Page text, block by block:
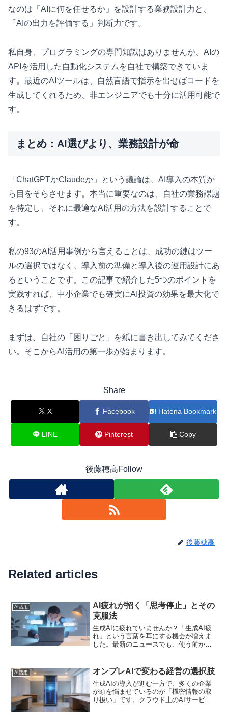
なのは「AIに何を任せるか」を設計する業務設計力と、
「AIの出力を評価する」判断力です。
私自身、プログラミングの専門知識はありませんが、AIの
APIを活用した自動化システムを自社で構築できていま
す。最近のAIツールは、自然言語で指示を出せばコードを
生成してくれるため、非エンジニアでも十分に活用可能で
す。
まとめ：AI選びより、業務設計が命
「ChatGPTかClaudeか」という議論は、AI導入の本質か
ら目をそらさせます。本当に重要なのは、自社の業務課題
を特定し、それに最適なAI活用の方法を設計することで
す。
私の93のAI活用事例から言えることは、成功の鍵はツー
ルの選択ではなく、導入前の準備と導入後の運用設計にあ
るということです。この記事で紹介した5つのポイントを
実践すれば、中小企業でも確実にAI投資の効果を最大化で
きるはずです。
まずは、自社の「困りごと」を紙に書き出してみてくださ
い。そこからAI活用の第一歩が始まります。
Share
X Facebook Hatena Bookmark
LINE Pinterest Copy
後藤穂高Follow
後藤穂高
Related articles
AI活用
AI疲れが招く「思考停止」とその
克服法
生成AIに疲れていませんか？「生成AI疲
れ」という言葉を耳にする機会が増えま
した。最新のニュースでも、使う前から
と報じられています。この現象は決して
珍しいものではありま...
AI活用 オンプレAIで変わる経営の選択肢
生成AIの導入が進む一方で、多くの企業
が頭を悩ませているのが「機密情報の取
り扱い」です。クラウド上のAIサービス